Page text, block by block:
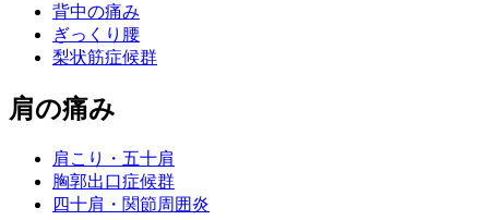
背中の痛み
ぎっくり腰
梨状筋症候群
肩の痛み
肩こり・五十肩
胸郭出口症候群
四十肩・関節周囲炎